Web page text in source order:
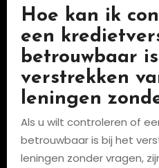
Hoe kan ik
een
betrouwbaar
verstrekken
leningen
Als u wilt controleren of
betrouwbaar is bij het
leningen zonder vragen,